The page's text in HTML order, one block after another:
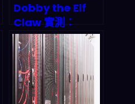
Dobby the Elf
Claw 實測：
Karpathy 的 AI
代理人如何重新定
義智慧居家，以及
你該如何在 2027
年前佈局